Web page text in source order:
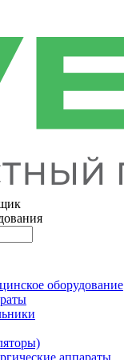
оборудование
аппараты